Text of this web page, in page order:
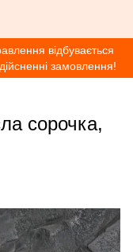
відбувається
замовлення!
сорочка,